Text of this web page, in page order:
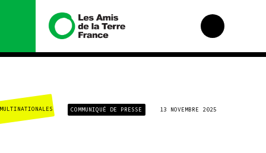
Nous connaître
Histoire
campagnes
MULTINATIONALES COMMUNIQUÉ DE PRESSE 13 NOVEMBRE 2025